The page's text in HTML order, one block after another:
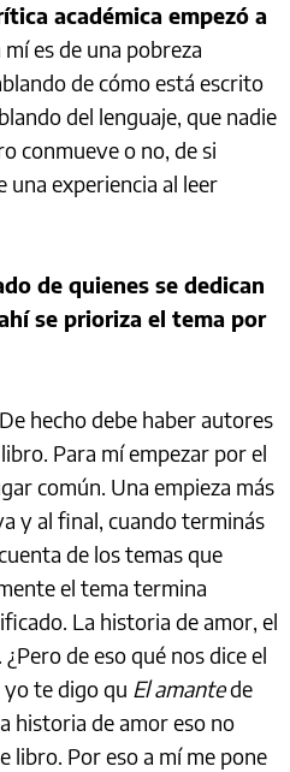
académica empezó a
mí es de una pobreza
de cómo está escrito
del lenguaje, que nadie
conmueve o no, de si
una experiencia al leer
de quienes se dedican
se prioriza el tema por
hecho debe haber autores
Para mí empezar por el
común. Una empieza más
y al final, cuando terminás
de los temas que
el tema termina
La historia de amor, el
de eso qué nos dice el
yo te digo qu El amantede
historia de amor eso no
libro. Por eso a mí me pone